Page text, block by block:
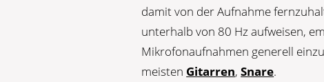
damit von der Aufnahme
unterhalb von 80 Hz aufweisen,
Mikrofonaufnahmen generell
meisten Gitarren,Snare.